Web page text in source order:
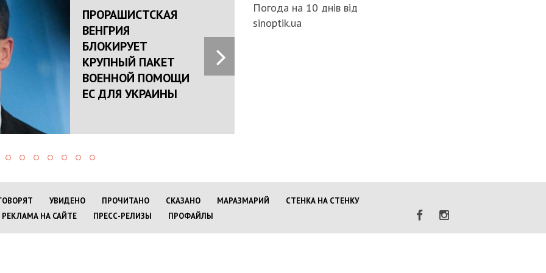
ПРОРАШИСТСКАЯ
ВЕНГРИЯ
БЛОКИРУЕТ
КРУПНЫЙ ПАКЕТ
ВОЕННОЙ ПОМОЩИ
ЕС ДЛЯ УКРАИНЫ
Погода на 10 днів від
sinoptik.ua
УВИДЕНО ПРОЧИТАНО СКАЗАНО МАРАЗМАРИЙ
СТЕНКА НА СТЕНКУ
РЕКЛАМА НА САЙТЕ
ПРЕСС-РЕЛИЗЫ ПРОФАЙЛЫ